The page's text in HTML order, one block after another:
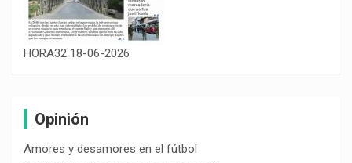
HORA32 18-06-2026
Opinión
Amores y desamores en el fútbol